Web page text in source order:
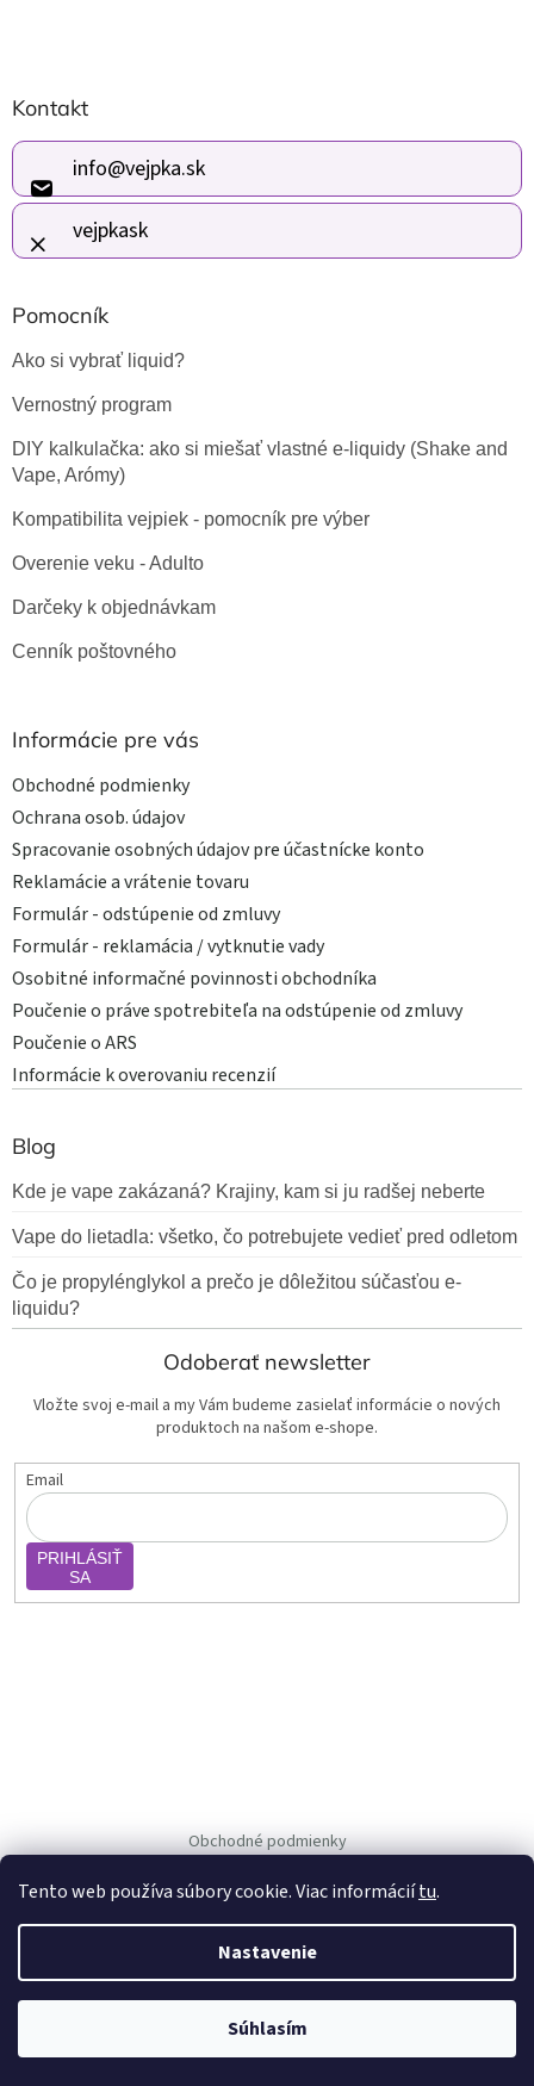
Tento web používa súbory cookie. Viac informáciítu.
Nastavenie
Súhlasím
á
p
t
i
e
Kontakt
info@vejpka.sk
vejpkask
Pomocník
Ako si vybrať liquid?
Vernostný program
DIY kalkulačka: ako si miešať vlastné e-liquidy (Shake and
Vape, Arómy)
Kompatibilita vejpiek - pomocník pre výber
Overenie veku - Adulto
Darčeky k objednávkam
Cenník poštovného
Informácie pre vás
Obchodné podmienky
Ochrana osob. údajov
Spracovanie osobných údajov pre účastnícke konto
Reklamácie a vrátenie tovaru
Formulár - odstúpenie od zmluvy
Formulár - reklamácia / vytknutie vady
Osobitné informačné povinnosti obchodníka
Poučenie o práve spotrebiteľa na odstúpenie od zmluvy
Poučenie o ARS
Informácie k overovaniu recenzií
Blog
Kde je vape zakázaná? Krajiny, kam si ju radšej neberte
Vape do lietadla: všetko, čo potrebujete vedieť pred odletom
Čo je propylénglykol a prečo je dôležitou súčasťou e-
liquidu?
Odoberať newsletter
Vložte svoj e-mail a my Vám budeme zasielať informácie o nových
produktoch na našom e-shope.
Email
PRIHLÁSIŤ
SA
Obchodné podmienky
Ochrana osob. údajov
Vejpka.sk. Všetky práva vyhradené.
Používámeověření věku Adulto